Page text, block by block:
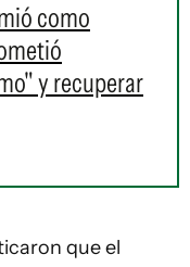
como
y recuperar
que el